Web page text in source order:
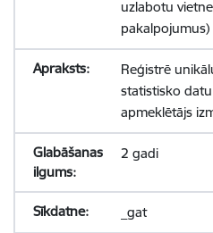
uzlabotu
pakalpojumus)
Reģistrē
statistisko
apmeklētājs
2 gadi
_gat